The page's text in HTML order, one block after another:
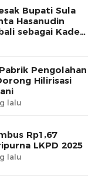
Bupati Sula
Hasanudin
sebagai Kades
Pengolahan
Hilirisasi
lalu
Rp1,67
LKPD 2025
lalu